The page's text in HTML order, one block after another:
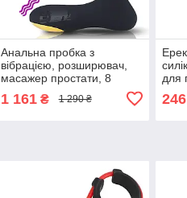
Анальна пробка з
вібрацією, розширювач,
масажер простати, 8
пульт
1 161₴ 1 290 ₴
для